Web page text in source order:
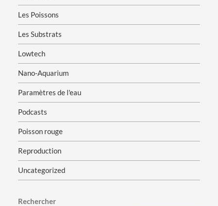
Les Poissons
Les Substrats
Lowtech
Nano-Aquarium
Paramètres de l'eau
Podcasts
Poisson rouge
Reproduction
Uncategorized
Rechercher